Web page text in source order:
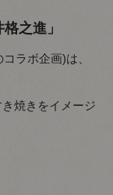
之進」
ラボ企画)は、
焼きをイメージ